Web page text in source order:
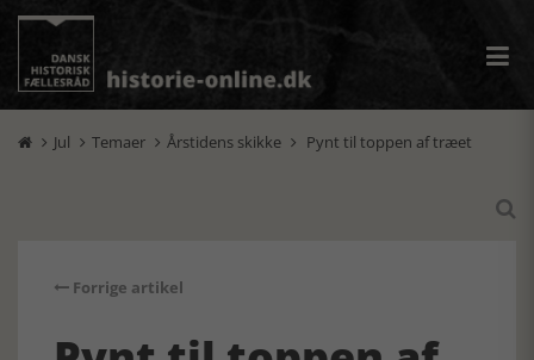
 Jul  Temaer  Årstidens skikke  Pynt til toppen af træet

Forrige artikel